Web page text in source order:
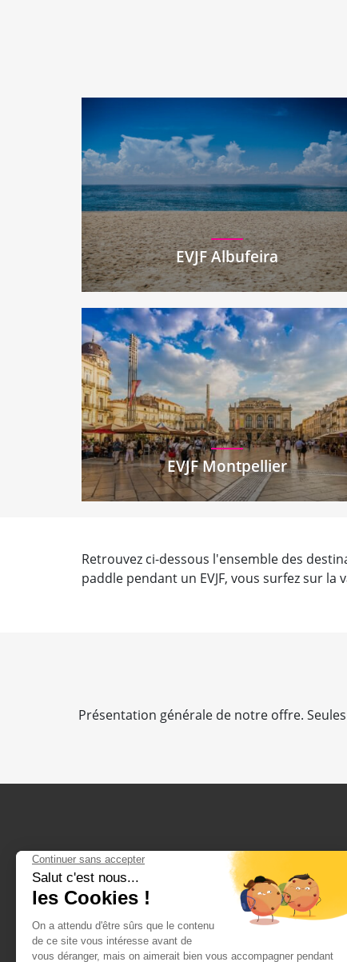
EVJF Albufeira
EVJF Montpellier
Retrouvez ci-dessous l'ensemble des
paddle pendant un EVJF, vous surfez sur la
Présentation générale de notre offre.
Sites du groupe
Crazy-evjF
Crazy-Weekend